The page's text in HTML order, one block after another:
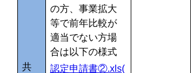
共
の方、事業拡大
等で前年比較が
適当でない方場
合は以下の様式
認定申請書②.xls(